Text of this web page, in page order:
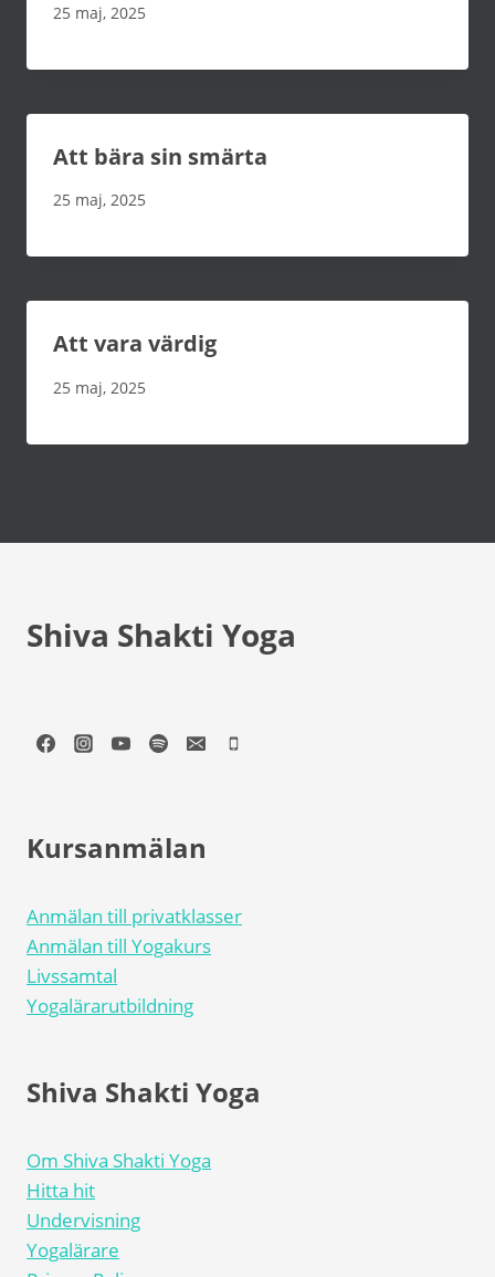
25 maj, 2025
Att bära sin smärta
25 maj, 2025
Att vara värdig
25 maj, 2025
Shiva Shakti Yoga
Kursanmälan
Anmälan till privatklasser
Anmälan till Yogakurs
Livssamtal
Yogalärarutbildning
Shiva Shakti Yoga
Om Shiva Shakti Yoga
Hitta hit
Undervisning
Yogalärare